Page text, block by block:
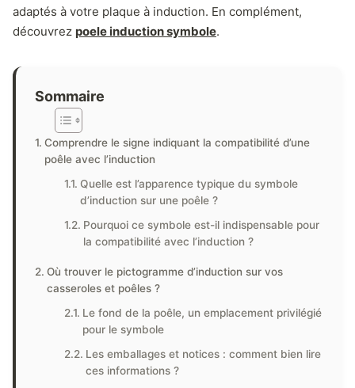
adaptés à votre plaque à induction. En complément,
découvrez poele induction symbole.
Sommaire
Comprendre le signe indiquant la compatibilité d’une
poêle avec l’induction
Quelle est l’apparence typique du symbole
d’induction sur une poêle ?
Pourquoi ce symbole est-il indispensable pour
la compatibilité avec l’induction ?
Où trouver le pictogramme d’induction sur vos
casseroles et poêles ?
Le fond de la poêle, un emplacement privilégié
pour le symbole
Les emballages et notices : comment bien lire
ces informations ?